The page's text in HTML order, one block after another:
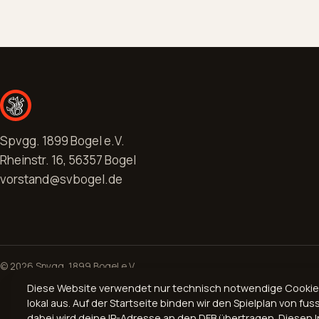
Spvgg. 1899 Bogel e.V.
Rheinstr. 16, 56357 Bogel
vorstand@svbogel.de
© 2026 Spvgg. 1899 Bogel e.V.
Diese Website verwendet nur technisch notwendige
lokal aus. Auf der Startseite binden wir den Spielplan von